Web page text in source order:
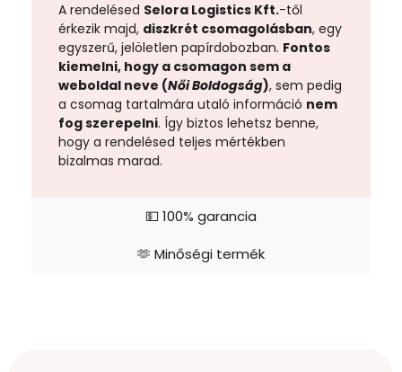
💵 100% garancia
🫶 Minőségi termék
A rendelésed Selora Logistics Kft.-től
érkezik majd, diszkrét csomagolásban, egy
egyszerű, jelöletlen papírdobozban. Fontos
kiemelni, hogy a csomagon sem a
weboldal neve (Női Boldogság), sem pedig
a csomag tartalmára utaló információ nem
fog szerepelni. Így biztos lehetsz benne,
hogy a rendelésed teljes mértékben
bizalmas marad.